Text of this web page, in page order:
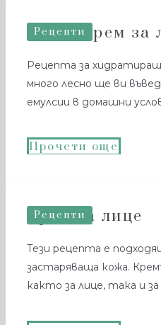
Рецепти
Лесен крем за
Рецепта за
много лесно ще ви
емулсии в домашни
Прочети още
Рецепти
Крем за лице
Тези рецепта е
застаряваща кожа.
както за лице, така и